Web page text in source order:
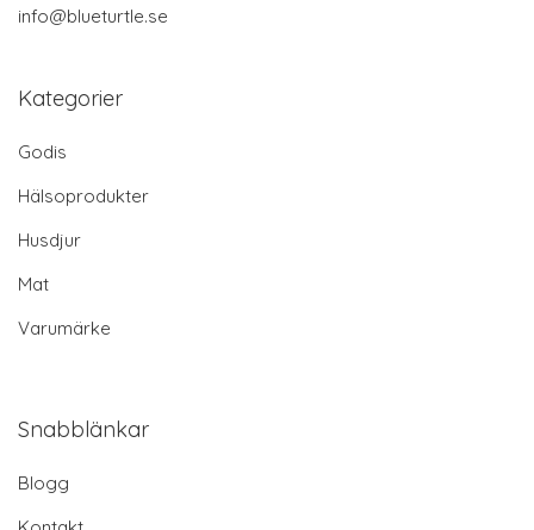
info@blueturtle.se
Kategorier
Godis
Hälsoprodukter
Husdjur
Mat
Varumärke
Snabblänkar
Blogg